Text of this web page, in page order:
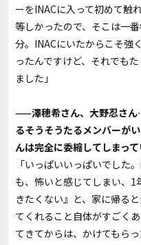
ーをINACに入って初めて触
等しかったので、そこは一
分。INACにいたからこそ強
ったんですけど、それでも
ました」
——澤穂希さん、大野忍さ
るそうそうたるメンバーが
んは完全に委縮してしまっ
「いっぱいいっぱいでした
も、怖いと感じてしまい、
きたくない』と、家に帰る
てくれること自体がすごく
てきてからは、かけてもら